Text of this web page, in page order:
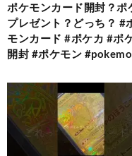
ポケモンカード開封？ポ
プレゼント？どっち？ #
モンカード #ポケカ #ポ
開封 #ポケモン